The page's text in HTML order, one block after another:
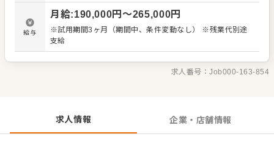
・スタッフの育成やマネジメント、シフト管理 など 入社
後はスキルに合わせた業務からお任せしますので、徐々に
仕事の幅を広げていきましょう。成長をしっかりサポート
しますので、経験に関わらず安心してスタートできる環境
給与
月給:190,000円〜265,000円
※試用期間3ヶ月（期間中、条件変動なし） ※残業代別途
支給
求人番号：Job000-163-854
求人情報 企業・店舗情報